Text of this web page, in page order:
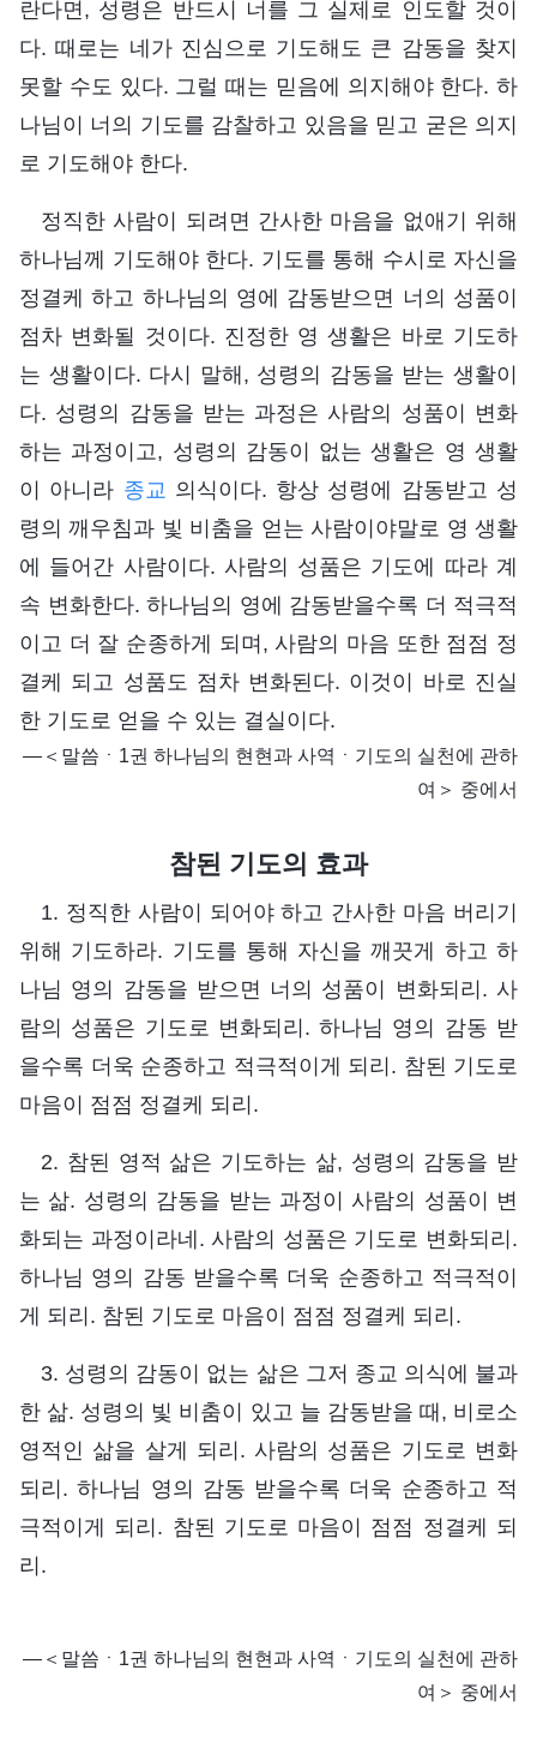
란다면, 성령은 반드시 너를 그 실제로 인도할 것이
다. 때로는 네가 진심으로 기도해도 큰 감동을 찾지
못할 수도 있다. 그럴 때는 믿음에 의지해야 한다. 하
나님이 너의 기도를 감찰하고 있음을 믿고 굳은 의지
로 기도해야 한다.
정직한 사람이 되려면 간사한 마음을 없애기 위해
하나님께 기도해야 한다. 기도를 통해 수시로 자신을
정결케 하고 하나님의 영에 감동받으면 너의 성품이
점차 변화될 것이다. 진정한 영 생활은 바로 기도하
는 생활이다. 다시 말해, 성령의 감동을 받는 생활이
다. 성령의 감동을 받는 과정은 사람의 성품이 변화
하는 과정이고, 성령의 감동이 없는 생활은 영 생활
이 아니라 종교 의식이다. 항상 성령에 감동받고 성
령의 깨우침과 빛 비춤을 얻는 사람이야말로 영 생활
에 들어간 사람이다. 사람의 성품은 기도에 따라 계
속 변화한다. 하나님의 영에 감동받을수록 더 적극적
이고 더 잘 순종하게 되며, 사람의 마음 또한 점점 정
결케 되고 성품도 점차 변화된다. 이것이 바로 진실
한 기도로 얻을 수 있는 결실이다.
―＜말씀ㆍ1권 하나님의 현현과 사역ㆍ기도의 실천에 관하
여＞ 중에서
참된 기도의 효과
1. 정직한 사람이 되어야 하고 간사한 마음 버리기
위해 기도하라. 기도를 통해 자신을 깨끗게 하고 하
나님 영의 감동을 받으면 너의 성품이 변화되리. 사
람의 성품은 기도로 변화되리. 하나님 영의 감동 받
을수록 더욱 순종하고 적극적이게 되리. 참된 기도로
마음이 점점 정결케 되리.
2. 참된 영적 삶은 기도하는 삶, 성령의 감동을 받
는 삶. 성령의 감동을 받는 과정이 사람의 성품이 변
화되는 과정이라네. 사람의 성품은 기도로 변화되리.
하나님 영의 감동 받을수록 더욱 순종하고 적극적이
게 되리. 참된 기도로 마음이 점점 정결케 되리.
3. 성령의 감동이 없는 삶은 그저 종교 의식에 불과
한 삶. 성령의 빛 비춤이 있고 늘 감동받을 때, 비로소
영적인 삶을 살게 되리. 사람의 성품은 기도로 변화
되리. 하나님 영의 감동 받을수록 더욱 순종하고 적
극적이게 되리. 참된 기도로 마음이 점점 정결케 되
리.
―＜말씀ㆍ1권 하나님의 현현과 사역ㆍ기도의 실천에 관하
여＞ 중에서